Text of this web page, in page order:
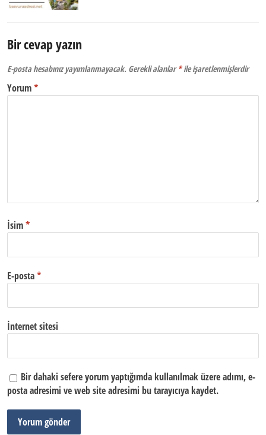
Bir cevap yazın
E-posta hesabınız yayımlanmayacak. Gerekli alanlar*ile işaretlenmişlerdir
Yorum*
İsim*
E-posta*
İnternet sitesi
Bir dahaki sefere yorum yaptığımda kullanılmak üzere adımı, e-
posta adresimi ve web site adresimi bu tarayıcıya kaydet.